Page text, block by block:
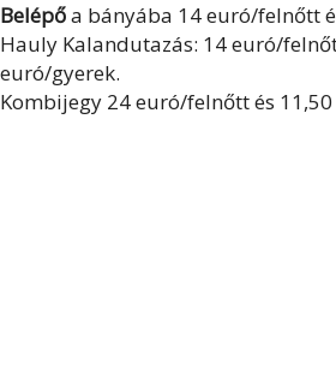
Belépőa bányába 14 euró/felnőtt
Hauly Kalandutazás: 14 euró/
euró/gyerek.
Kombijegy 24 euró/felnőtt és